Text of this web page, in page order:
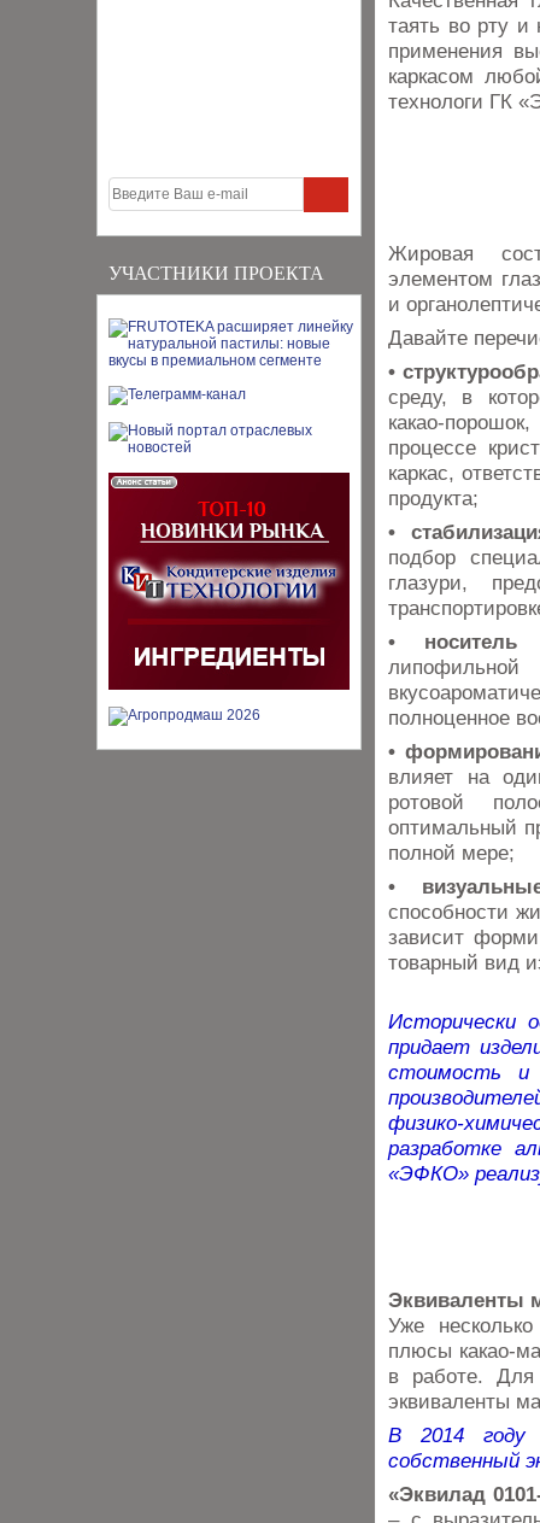
УЧАСТНИКИ ПРОЕКТА
таять во рту и
применения
каркасом
технологи ГК
Жировая
элементом
и
Давайте
•
среду, в
какао-
процессе
каркас,
продукта;
•
подбор
глазури,
• носитель
полноценное
•
влияет на
ротовой
оптимальный
полной мере;
•
способности
зависит
товарный вид
Исторически
придает
стоимость и
физико-
разработке
«ЭФКО»
Эквиваленты
Уже
плюсы какао-
в работе.
эквиваленты
В 2014 году
собственный
«Эквилад